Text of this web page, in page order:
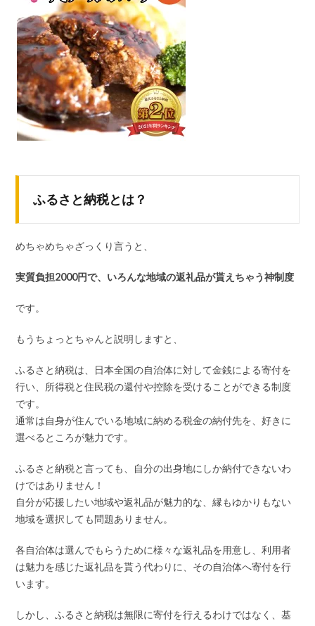
ふるさと納税とは？
めちゃめちゃざっくり言うと、
実質負担2000円で、いろんな地域の返礼品が貰えちゃう神制度
です。
もうちょっとちゃんと説明しますと、
ふるさと納税は、日本全国の自治体に対して金銭による寄付を
行い、所得税と住民税の還付や控除を受けることができる制度
です。
通常は自身が住んでいる地域に納める税金の納付先を、好きに
選べるところが魅力です。
ふるさと納税と言っても、自分の出身地にしか納付できないわ
けではありません！
自分が応援したい地域や返礼品が魅力的な、縁もゆかりもない
地域を選択しても問題ありません。
各自治体は選んでもらうために様々な返礼品を用意し、利用者
は魅力を感じた返礼品を貰う代わりに、その自治体へ寄付を行
います。
しかし、ふるさと納税は無限に寄付を行えるわけではなく、基